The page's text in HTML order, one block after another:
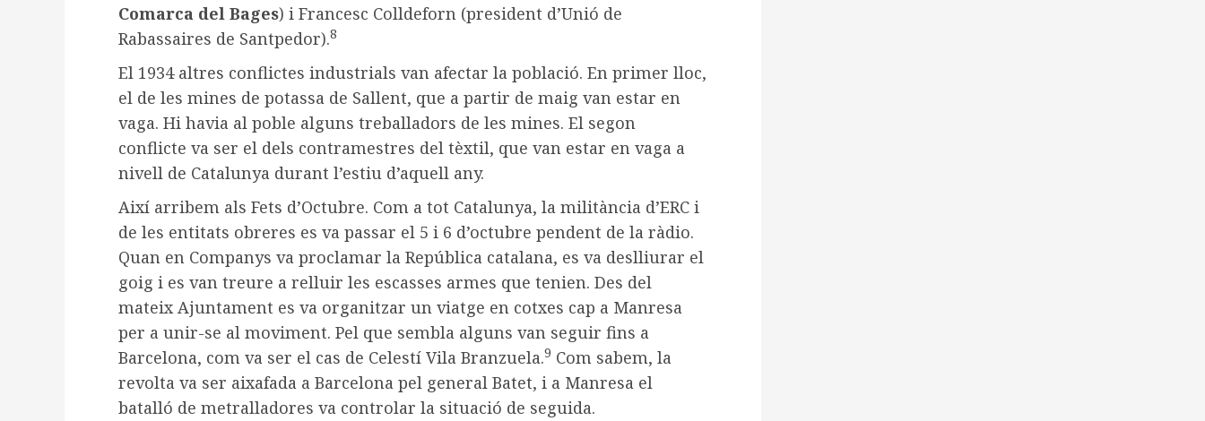
Comarca del Bages) i Francesc Colldeforn (president d’Unió de
Rabassaires de Santpedor).8
El 1934 altres conflictes industrials van afectar la població. En primer lloc,
el de les mines de potassa de Sallent, que a partir de maig van estar en
vaga. Hi havia al poble alguns treballadors de les mines. El segon
conflicte va ser el dels contramestres del tèxtil, que van estar en vaga a
nivell de Catalunya durant l’estiu d’aquell any.
Així arribem als Fets d’Octubre. Com a tot Catalunya, la militància d’ERC i
de les entitats obreres es va passar el 5 i 6 d’octubre pendent de la ràdio.
Quan en Companys va proclamar la República catalana, es va deslliurar el
goig i es van treure a relluir les escasses armes que tenien. Des del
mateix Ajuntament es va organitzar un viatge en cotxes cap a Manresa
per a unir-se al moviment. Pel que sembla alguns van seguir fins a
Barcelona, com va ser el cas de Celestí Vila Branzuela.9 Com sabem, la
revolta va ser aixafada a Barcelona pel general Batet, i a Manresa el
batalló de metralladores va controlar la situació de seguida.